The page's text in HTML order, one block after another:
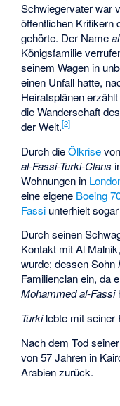
Schwiegervater war
öffentlichen Kritikern
gehörte. Der Name
Königsfamilie
seinem Wagen in
einen Unfall hatte,
Heiratsplänen
die Wanderschaft
der Welt.[2]
Durch dieÖlkrise
al-Fassi-Turki-Clans
Wohnungen in
eine eigene Boeing
Fassi unterhielt
Durch seinen
Kontakt mitAl Malnik
wurde; dessen Sohn
Familienclan ein, da
Mohammed al-Fassi
Turkilebte mit seiner
Nach dem Tod
von 57 Jahren in
Arabien zurück.